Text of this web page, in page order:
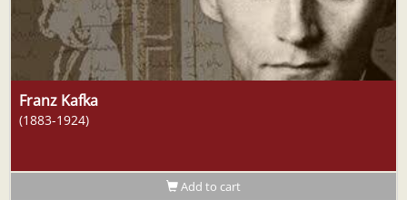
Franz Kafka
(1883-1924)
Add to cart